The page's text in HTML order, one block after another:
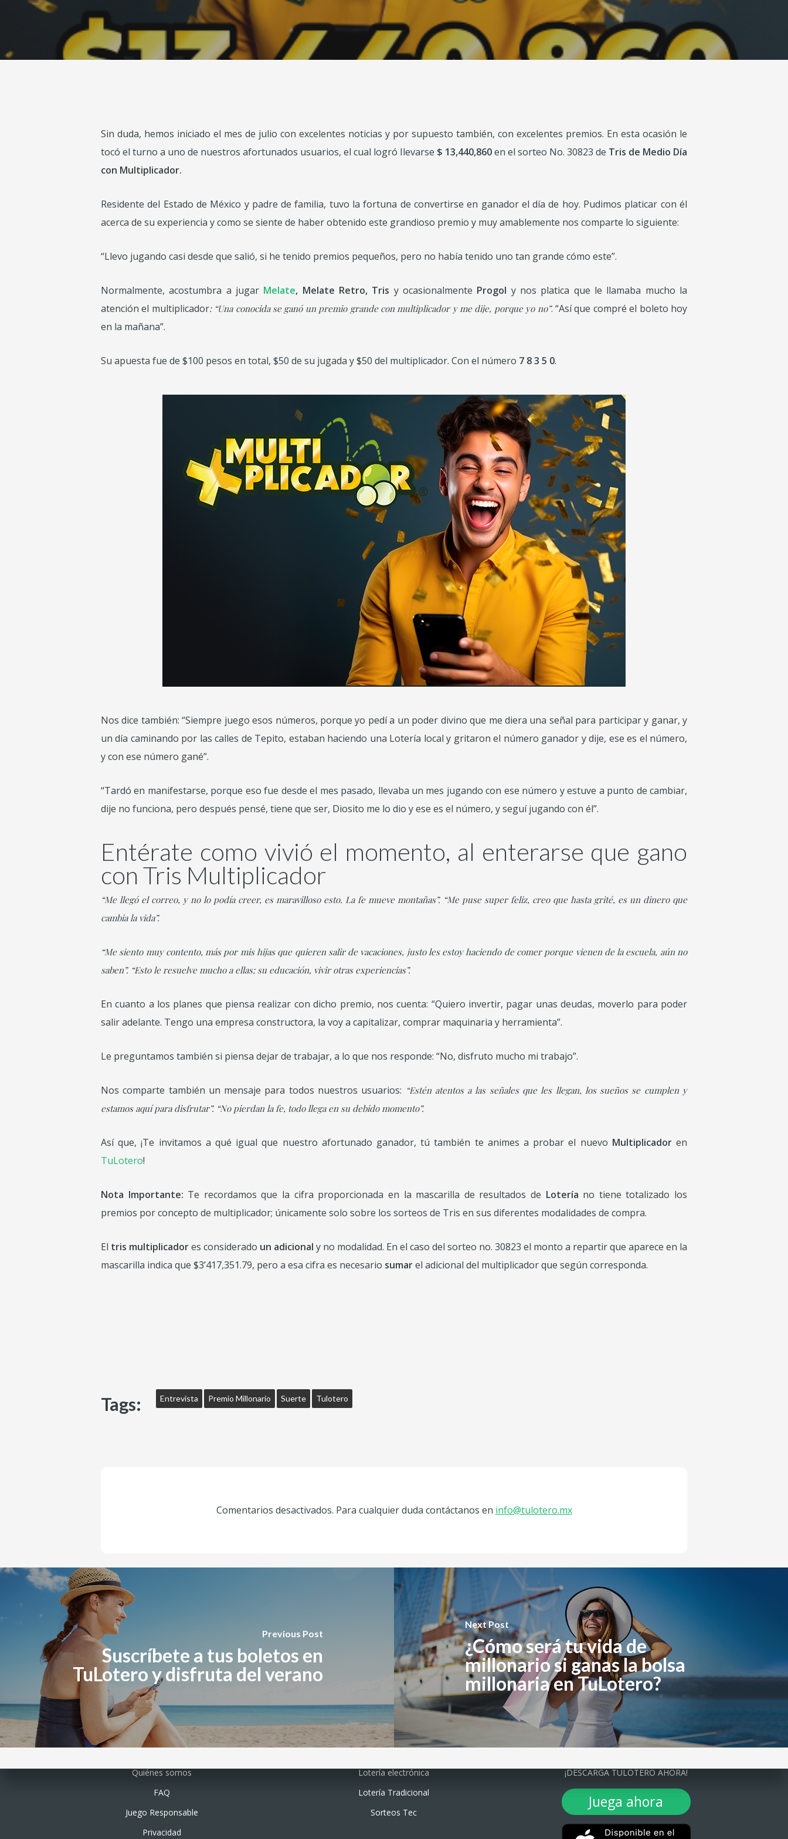
Sin duda, hemos iniciado el mes de julio con excelentes noticias y por supuesto también, con excelentes premios. En esta ocasión le
tocó el turno a uno de nuestros afortunados usuarios, el cual logró llevarse $ 13,440,860en el sorteo No. 30823 de Tris de Medio Día
con Multiplicador.
Residente del Estado de México y padre de familia, tuvo la fortuna de convertirse en ganador el día de hoy. Pudimos platicar con él
acerca de su experiencia y como se siente de haber obtenido este grandioso premio y muy amablemente nos comparte lo siguiente:
“Llevo jugando casi desde que salió, si he tenido premios pequeños, pero no había tenido uno tan grande cómo este”.
Normalmente, acostumbra a jugar Melate, Melate Retro, Tris y ocasionalmente Progol y nos platica que le llamaba mucho la
atención el multiplicador: “Una conocida se ganó un premio grande con multiplicador y me dije, porque yo no”. “Así que compré el boleto hoy
en la mañana”.
Su apuesta fue de $100 pesos en total, $50 de su jugada y $50 del multiplicador. Con el número 7 8 3 5 0.
Nos dice también: “Siempre juego esos números, porque yo pedí a un poder divino que me diera una señal para participar y ganar, y
un día caminando por las calles de Tepito, estaban haciendo una Lotería local y gritaron el número ganador y dije, ese es el número,
y con ese número gané”.
“Tardó en manifestarse, porque eso fue desde el mes pasado, llevaba un mes jugando con ese número y estuve a punto de cambiar,
dije no funciona, pero después pensé, tiene que ser, Diosito me lo dio y ese es el número, y seguí jugando con él”.
Entérate como vivió el momento, al enterarse que gano
con Tris Multiplicador
“Me llegó el correo, y no lo podía creer, es maravilloso esto. La fe mueve montañas”. “Me puse super feliz, creo que hasta grité, es un dinero que
cambia la vida”.
“Me siento muy contento, más por mis hijas que quieren salir de vacaciones, justo les estoy haciendo de comer porque vienen de la escuela, aún no
saben”. “Esto le resuelve mucho a ellas; su educación, vivir otras experiencias”.
En cuanto a los planes que piensa realizar con dicho premio, nos cuenta: “Quiero invertir, pagar unas deudas, moverlo para poder
salir adelante. Tengo una empresa constructora, la voy a capitalizar, comprar maquinaria y herramienta”.
Le preguntamos también si piensa dejar de trabajar, a lo que nos responde: “No, disfruto mucho mi trabajo”.
Nos comparte también un mensaje para todos nuestros usuarios: “Estén atentos a las señales que les llegan, los sueños se cumplen y
estamos aquí para disfrutar”. “No pierdan la fe, todo llega en su debido momento”.
Así que, ¡Te invitamos a qué igual que nuestro afortunado ganador, tú también te animes a probar el nuevo Multiplicadoren
TuLotero!
Nota Importante: Te recordamos que la cifra proporcionada en la mascarilla de resultados de Lotería no tiene totalizado los
premios por concepto de multiplicador; únicamente solo sobre los sorteos de Tris en sus diferentes modalidades de compra.
El tris multiplicadores considerado un adicional y no modalidad. En el caso del sorteo no. 30823 el monto a repartir que aparece en la
mascarilla indica que $3’417,351.79, pero a esa cifra es necesario sumarel adicional del multiplicador que según corresponda.
Tags: Entrevista Premio Millonario Suerte Tulotero
Comentarios desactivados. Para cualquier duda contáctanos en info@tulotero.mx
Previous Post
Suscríbete a tus boletos en
TuLotero y disfruta del verano
Next Post
¿Cómo será tu vida de
millonario si ganas la bolsa
millonaria en TuLotero?
Quiénes somos
FAQ
Juego Responsable
Privacidad
Lotería electrónica
Lotería Tradicional
Sorteos Tec
¡DESCARGA TULOTERO AHORA!
Juega ahora